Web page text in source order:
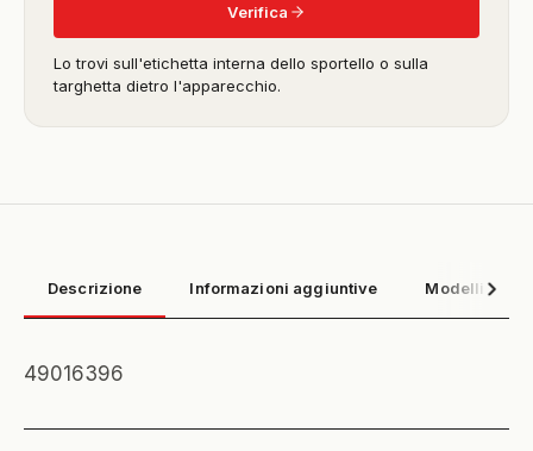
Verifica
Lo trovi sull'etichetta interna dello sportello o sulla
targhetta dietro l'apparecchio.
Descrizione Informazioni aggiuntive Modelli
49016396